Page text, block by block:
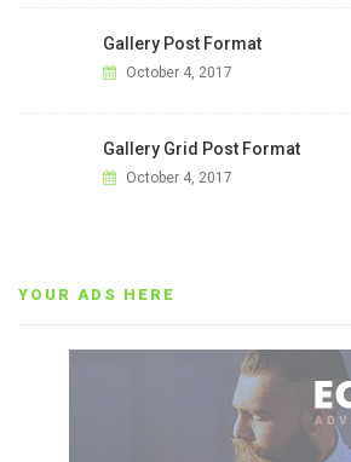
Gallery Post Format
October 4, 2017
Gallery Grid Post Format
October 4, 2017
YOUR ADS HERE